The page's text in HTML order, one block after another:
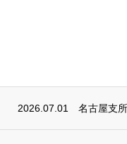
2026.07.01 名古屋支